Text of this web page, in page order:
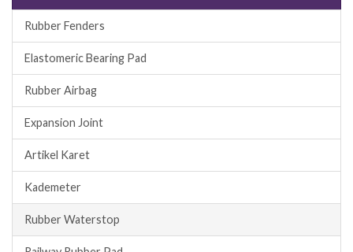
Rubber Fenders
Elastomeric Bearing Pad
Rubber Airbag
Expansion Joint
Artikel Karet
Kademeter
Rubber Waterstop